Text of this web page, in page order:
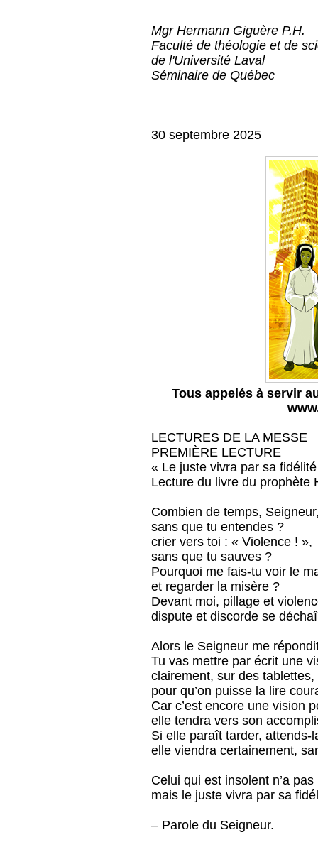
Mgr Hermann Giguère P.H.
Faculté de théologie et de
de l'Université Laval
Séminaire de Québec
30 septembre 2025
Tous appelés à servir
LECTURES DE LA MESSE
PREMIÈRE LECTURE
« Le juste vivra par sa
Lecture du livre du prophète
Combien de temps,
sans que tu entendes ?
crier vers toi : « Violence ! »,
sans que tu sauves ?
Pourquoi me fais-tu voir le
et regarder la misère ?
Devant moi, pillage et
dispute et discorde se
Alors le Seigneur me
Tu vas mettre par écrit une
clairement, sur des tablettes,
pour qu’on puisse la lire
Car c’est encore une vision
elle tendra vers son
Si elle paraît tarder, attends-
elle viendra certainement,
Celui qui est insolent n’a pas
mais le juste vivra par sa
– Parole du Seigneur.